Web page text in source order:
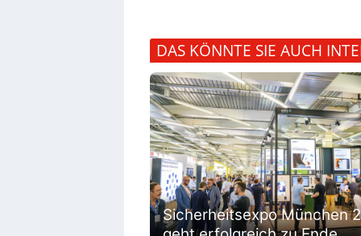
DAS KÖNNTE SIE AUCH
Sicherheitsexpo München